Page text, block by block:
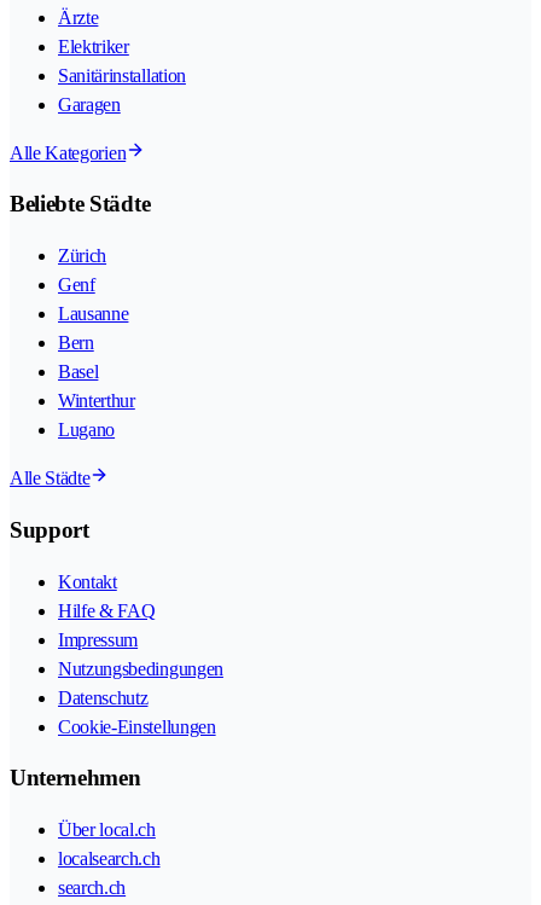
Ärzte
Elektriker
Sanitärinstallation
Garagen
Alle Kategorien
Beliebte Städte
Zürich
Genf
Lausanne
Bern
Basel
Winterthur
Lugano
Alle Städte
Support
Kontakt
Hilfe & FAQ
Impressum
Nutzungsbedingungen
Datenschutz
Cookie-Einstellungen
Unternehmen
Über local.ch
localsearch.ch
search.ch